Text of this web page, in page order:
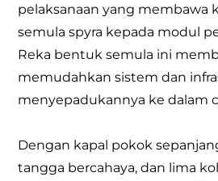
pelaksanaan yang membawa
semula spyra kepada modul
Reka bentuk semula ini
memudahkan sistem dan
menyepadukannya ke dalam
Dengan kapal pokok
tangga bercahaya, dan lima